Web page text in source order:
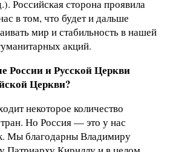
Российская сторона проявила
в том, что будет и дальше
мир и стабильность в нашей
акций.
России и Русской Церкви
Церкви?
некоторое количество
Но Россия — это у нас
Мы благодарны Владимиру